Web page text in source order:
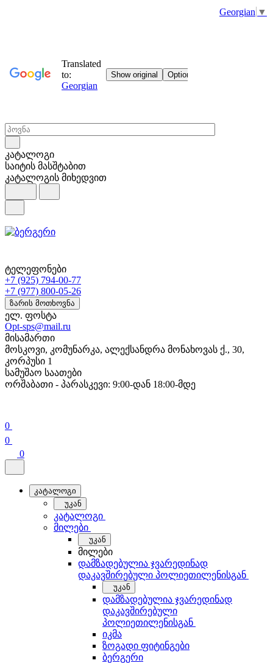
Georgian ▼
კატალოგი
საიტის მასშტაბით
კატალოგის მიხედვით
ტელეფონები
+7 (925) 794-00-77
+7 (977) 800-05-26
ზარის მოთხოვნა
ელ. ფოსტა
Opt-sps@mail.ru
მისამართი
მოსკოვი, კომუნარკა, ალექსანდრა მონახოვას ქ., 30,
კორპუსი 1
სამუშაო საათები
ორშაბათი - პარასკევი: 9:00-დან 18:00-მდე
0
0
0
კატალოგი
უკან
კატალოგი
მილები
უკან
მილები
დამზადებულია ჯვარედინად
დაკავშირებული პოლიეთილენისგან
უკან
დამზადებულია ჯვარედინად
დაკავშირებული
პოლიეთილენისგან
იკმა
ზოგადი ფიტინგები
ბერგერი